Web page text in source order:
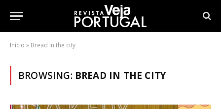
Início » Bread in the city
BROWSING: BREAD IN THE CITY